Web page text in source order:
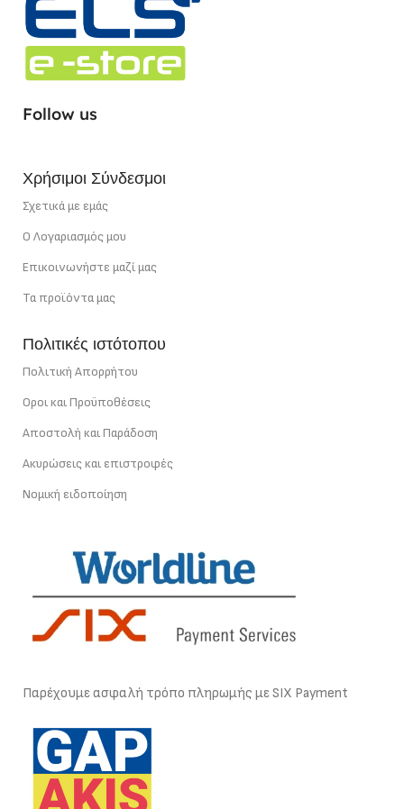
Follow us
Χρήσιμοι Σύνδεσμοι
Σχετικά με εμάς
Ο Λογαριασμός μου
Επικοινωνήστε μαζί μας
Τα προϊόντα μας
Πολιτικές ιστότοπου
Πολιτική Απορρήτου
Οροι και Προϋποθέσεις
Αποστολή και Παράδοση
Ακυρώσεις και επιστροφές
Νομική ειδοποίηση
Παρέχουμε ασφαλή τρόπο πληρωμής με SIX Payment